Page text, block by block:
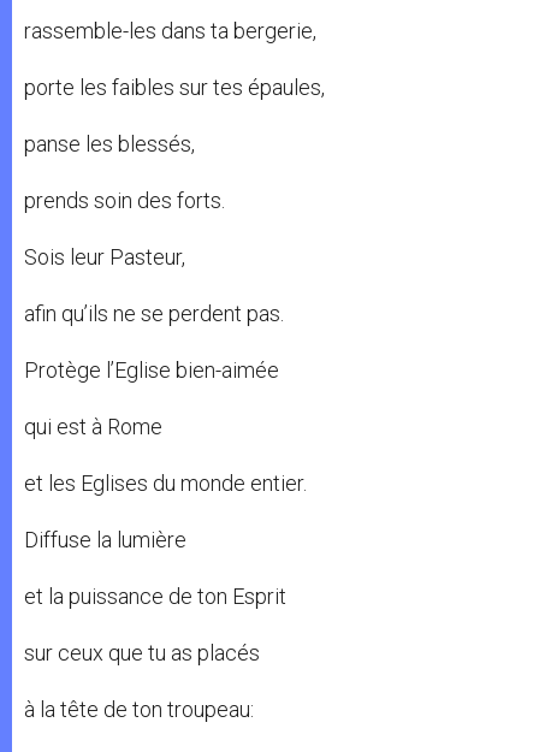
rassemble-les dans ta bergerie,
porte les faibles sur tes épaules,
panse les blessés,
prends soin des forts.
Sois leur Pasteur,
afin qu’ils ne se perdent pas.
Protège l’Eglise bien-aimée
qui est à Rome
et les Eglises du monde entier.
Diffuse la lumière
et la puissance de ton Esprit
sur ceux que tu as placés
à la tête de ton troupeau: